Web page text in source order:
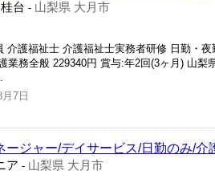
台 - 山梨県 大月市
介護福祉士 介護福祉士実務者研修 日勤・
業務全般 229340円 賞与:年2回(3ヶ月) 山梨
月7日
ージャー/デイサービス/日勤のみ/介
ア - 山梨県 大月市